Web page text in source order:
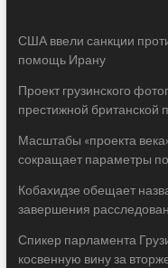
США ввели санкции
помощь Ирану
Проект грузинского
престижной британской
Масштабы «проекта
сокращает параметры
Кобахидзе обещает
завершения
Спикер парламента
косвенную вину за